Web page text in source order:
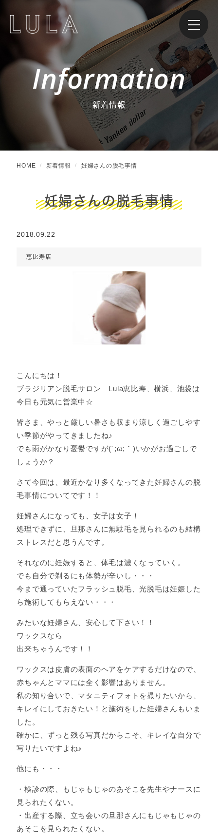
Information
新着情報
HOME 新着情報 妊婦さんの脱毛事情
妊婦さんの脱毛事情
2018.09.22
恵比寿店
こんにちは！
ブラジリアン脱毛サロン Lula恵比寿、横浜、池袋は
今日も元気に営業中☆
皆さま、やっと厳しい暑さも収まり涼しく過ごしやす
い季節がやってきましたね♪
でも雨がかなり憂鬱ですが(´;ω;｀)いかがお過ごしで
しょうか？
さて今回は、最近かなり多くなってきた妊婦さんの脱
毛事情についてです！！
妊婦さんになっても、女子は女子！
処理できずに、旦那さんに無駄毛を見られるのも結構
ストレスだと思うんです。
それなのに妊娠すると、体毛は濃くなっていく。
でも自分で剃るにも体勢が辛いし・・・
今まで通っていたフラッシュ脱毛、光脱毛は妊娠した
ら施術してもらえない・・・
みたいな妊婦さん、安心して下さい！！
ワックスなら
出来ちゃうんです！！
ワックスは皮膚の表面のヘアをケアするだけなので、
赤ちゃんとママには全く影響はありません。
私の知り合いで、マタニティフォトを撮りたいから、
キレイにしておきたい！と施術をした妊婦さんもいま
した。
確かに、ずっと残る写真だからこそ、キレイな自分で
写りたいですよね♪
他にも・・・
・検診の際、もじゃもじゃのあそこを先生やナースに
見られたくない。
・出産する際、立ち会いの旦那さんにもじゃもじゃの
あそこを見られたくない。